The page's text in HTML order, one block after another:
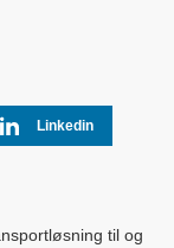
Linkedin
til og